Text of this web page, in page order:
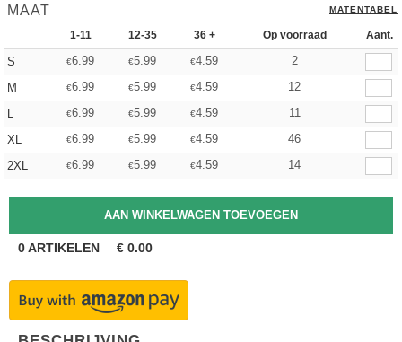
MAAT MATENTABEL
1-11 12-35 36 + Op voorraad Aant.
S €6.99 €5.99 €4.59
2
M
€6.99 €5.99 €4.59
12
L
€6.99 €5.99 €4.59
11
XL
€6.99 €5.99 €4.59
46
2XL
€6.99 €5.99 €4.59 14
0ARTIKELEN € 0.00